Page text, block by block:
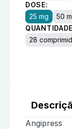
DOSE:
25 mg
50
28